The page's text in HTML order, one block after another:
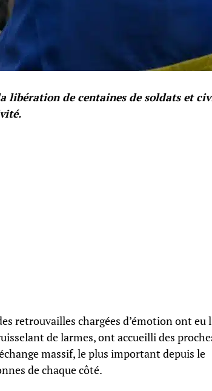
libération de centaines de soldats et
retrouvailles chargées d’émotion ont eu
de larmes, ont accueilli des
massif, le plus important depuis le
de chaque côté.